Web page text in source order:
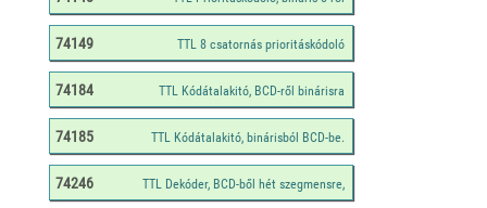
74149
74184
74185
74246